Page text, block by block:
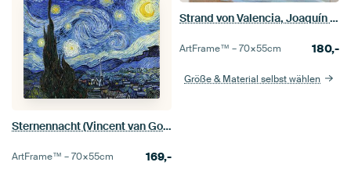
Sternennacht (Vincent van Gogh)
ArtFrame™ –70×55cm 169,-
Strand von Valencia, Joaquín Sorolla
ArtFrame™ –70×55cm 180,-
Größe & Material selbst wählen